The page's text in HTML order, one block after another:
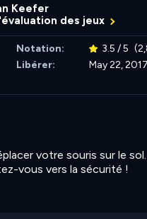
Keefer
des jeux
Notation: 3.5 / 5
Libérer:
May 22, 2017
votre souris sur le
vous vers la sécurité !